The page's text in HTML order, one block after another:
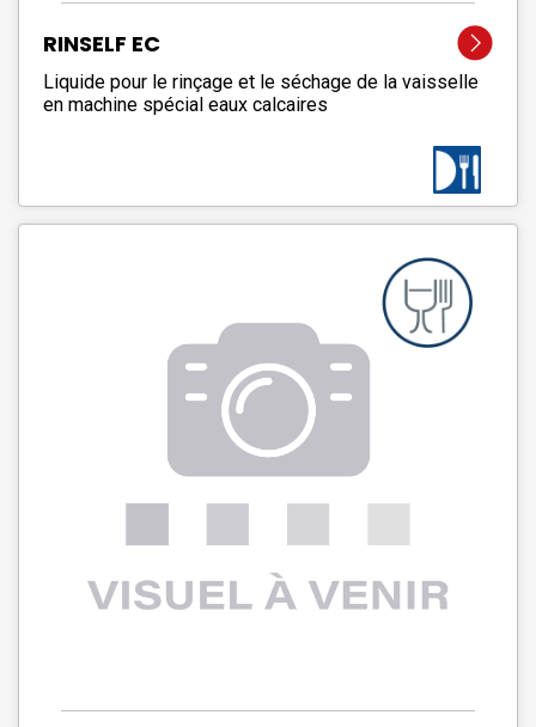
RINSELF EC
Liquide pour le rinçage et le séchage de la vaisselle
en machine spécial eaux calcaires